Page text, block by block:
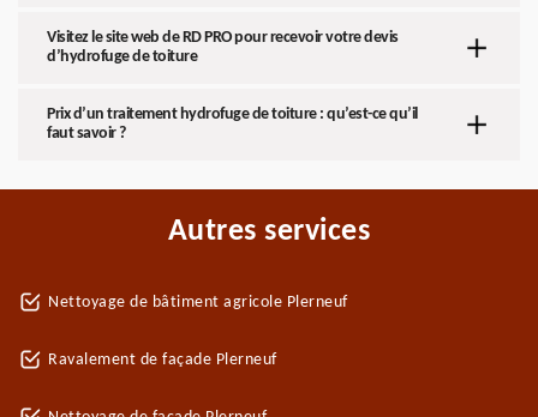
Visitez le site web de RD PRO pour recevoir votre devis
d’hydrofuge de toiture
Prix d’un traitement hydrofuge de toiture : qu’est-ce qu’il
faut savoir ?
Autres services
Nettoyage de bâtiment agricole Plerneuf
Ravalement de façade Plerneuf